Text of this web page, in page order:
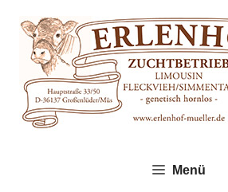
Inhalt
springen
Menü